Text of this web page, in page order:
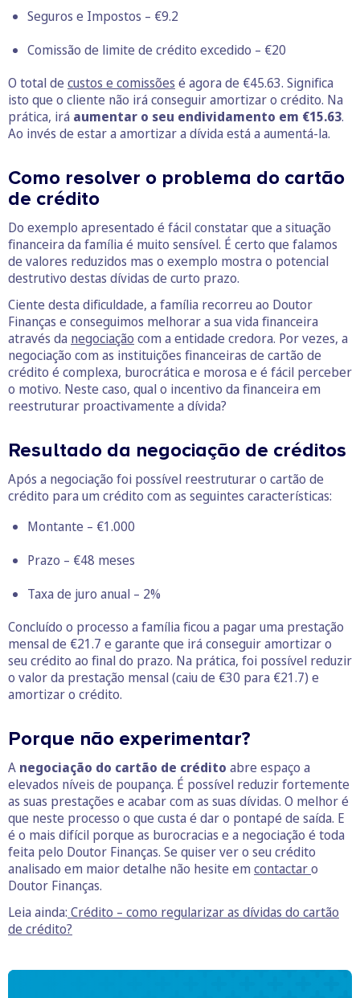
Seguros e Impostos – €9.2
Comissão de limite de crédito excedido – €20
O total de custos e comissões é agora de €45.63. Significa
isto que o cliente não irá conseguir amortizar o crédito. Na
prática, irá aumentar o seu endividamento em €15.63.
Ao invés de estar a amortizar a dívida está a aumentá-la.
Como resolver o problema do cartão
de crédito
Do exemplo apresentado é fácil constatar que a situação
financeira da família é muito sensível. É certo que falamos
de valores reduzidos mas o exemplo mostra o potencial
destrutivo destas dívidas de curto prazo.
Ciente desta dificuldade, a família recorreu ao Doutor
Finanças e conseguimos melhorar a sua vida financeira
através da negociação com a entidade credora. Por vezes, a
negociação com as instituições financeiras de cartão de
crédito é complexa, burocrática e morosa e é fácil perceber
o motivo. Neste caso, qual o incentivo da financeira em
reestruturar proactivamente a dívida?
Resultado da negociação de créditos
Após a negociação foi possível reestruturar o cartão de
crédito para um crédito com as seguintes características:
Montante – €1.000
Prazo – €48 meses
Taxa de juro anual – 2%
Concluído o processo a família ficou a pagar uma prestação
mensal de €21.7 e garante que irá conseguir amortizar o
seu crédito ao final do prazo. Na prática, foi possível reduzir
o valor da prestação mensal (caiu de €30 para €21.7) e
amortizar o crédito.
Porque não experimentar?
A negociação do cartão de crédito abre espaço a
elevados níveis de poupança. É possível reduzir fortemente
as suas prestações e acabar com as suas dívidas. O melhor é
que neste processo o que custa é dar o pontapé de saída. E
é o mais difícil porque as burocracias e a negociação é toda
feita pelo Doutor Finanças. Se quiser ver o seu crédito
analisado em maior detalhe não hesite em contactaro
Doutor Finanças.
Leia ainda: Crédito – como regularizar as dívidas do cartão
de crédito?